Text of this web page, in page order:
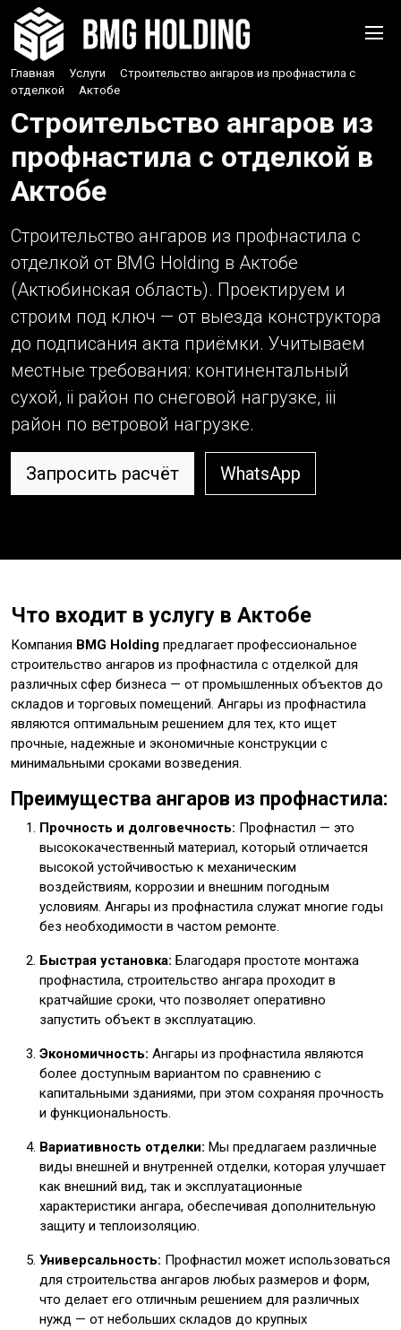
Главная › Услуги › Строительство ангаров из профнастила с
отделкой › Актобе
Строительство ангаров из
профнастила с отделкой в
Актобе
Строительство ангаров из профнастила с
отделкой от BMG Holding в Актобе
(Актюбинская область). Проектируем и
строим под ключ — от выезда конструктора
до подписания акта приёмки. Учитываем
местные требования: континентальный
сухой, ii район по снеговой нагрузке, iii
район по ветровой нагрузке.
Запросить расчёт WhatsApp
Что входит в услугу в Актобе
Компания BMG Holding предлагает профессиональное
строительство ангаров из профнастила с отделкой для
различных сфер бизнеса — от промышленных объектов до
складов и торговых помещений. Ангары из профнастила
являются оптимальным решением для тех, кто ищет
прочные, надежные и экономичные конструкции с
минимальными сроками возведения.
Преимущества ангаров из профнастила:
Прочность и долговечность: Профнастил — это
высококачественный материал, который отличается
высокой устойчивостью к механическим
воздействиям, коррозии и внешним погодным
условиям. Ангары из профнастила служат многие годы
без необходимости в частом ремонте.
Быстрая установка: Благодаря простоте монтажа
профнастила, строительство ангара проходит в
кратчайшие сроки, что позволяет оперативно
запустить объект в эксплуатацию.
Экономичность: Ангары из профнастила являются
более доступным вариантом по сравнению с
капитальными зданиями, при этом сохраняя прочность
и функциональность.
Вариативность отделки: Мы предлагаем различные
виды внешней и внутренней отделки, которая улучшает
как внешний вид, так и эксплуатационные
характеристики ангара, обеспечивая дополнительную
защиту и теплоизоляцию.
Универсальность: Профнастил может использоваться
для строительства ангаров любых размеров и форм,
что делает его отличным решением для различных
нужд — от небольших складов до крупных